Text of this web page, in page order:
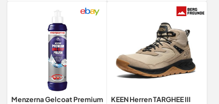
Menzerna Gelcoat Premium
KEEN Herren TARGHEE III